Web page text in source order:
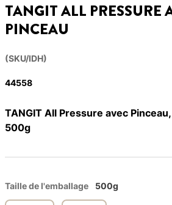
TANGIT ALL PRESSURE
PINCEAU
(SKU/IDH)
44558
TANGIT All Pressure avec
500g
Taille de l'emballage 500g